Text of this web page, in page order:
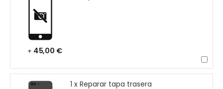
+ 45,00 €
1 x Reparar tapa trasera